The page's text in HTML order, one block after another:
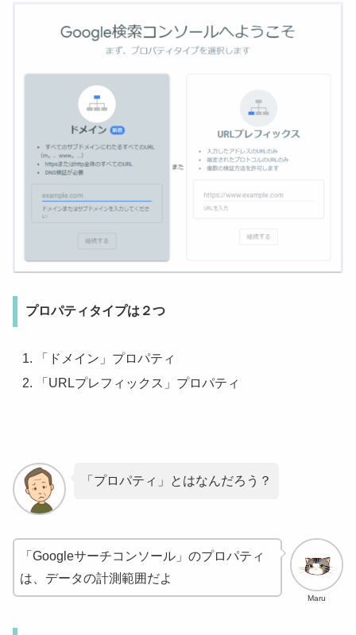
プロパティタイプは２つ
「ドメイン」プロパティ
「URLプレフィックス」プロパティ
「プロパティ」とはなんだろう？
Maru
「Googleサーチコンソール」のプロパティ
は、データの計測範囲だよ